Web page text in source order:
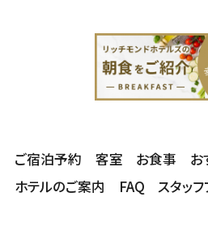
ご宿泊予約 客室 お食事
お
ホテルのご案内
FAQ スタッ